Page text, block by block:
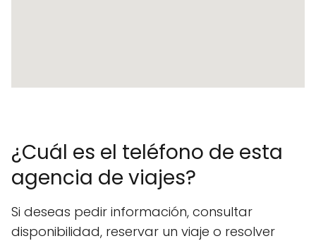
¿Cuál es el teléfono de esta
agencia de viajes?
Si deseas pedir información, consultar
disponibilidad, reservar un viaje o resolver